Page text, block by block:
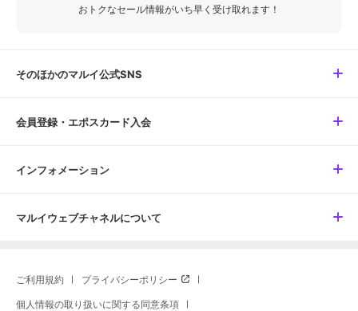
おトクなセール情報がいち早く受け取れます！
そのほかのマルイ公式SNS
会員登録・エポスカード入会
インフォメーション
マルイウェブチャネルについて
ご利用規約 プライバシーポリシー
個人情報の取り扱いに関する同意条項